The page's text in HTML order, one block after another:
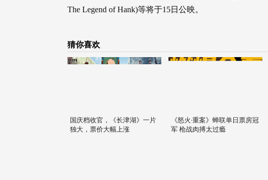
The Legend of Hank)等将于15日公映。
猜你喜欢
国庆档收官，《长津湖》一片
独大，票价大幅上涨
《怒火·重案》蝉联单日票房冠
军 枪战肉搏太过瘾